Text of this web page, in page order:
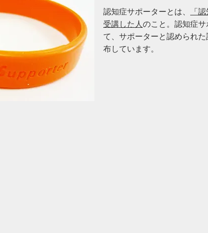
認知症サポーターとは、
「
受講した人 のこと。認知症
て、サポーターと認められ
布しています。